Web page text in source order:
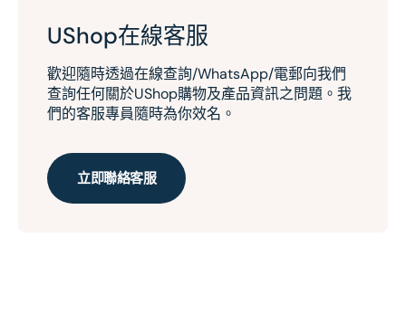
UShop在線客服
歡迎隨時透過在線查詢/WhatsApp/電郵向我們
查詢任何關於UShop購物及產品資訊之問題。我
們的客服專員隨時為你效名。
立即聯絡客服